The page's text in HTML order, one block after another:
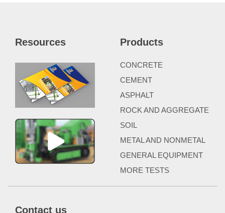
Resources Products
CONCRETE
CEMENT
ASPHALT
ROCK AND AGGREGATE
SOIL
METAL AND NONMETAL
GENERAL EQUIPMENT
MORE TESTS
Contact us